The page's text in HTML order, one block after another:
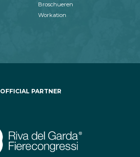
Broschueren
Workation
OFFICIAL PARTNER